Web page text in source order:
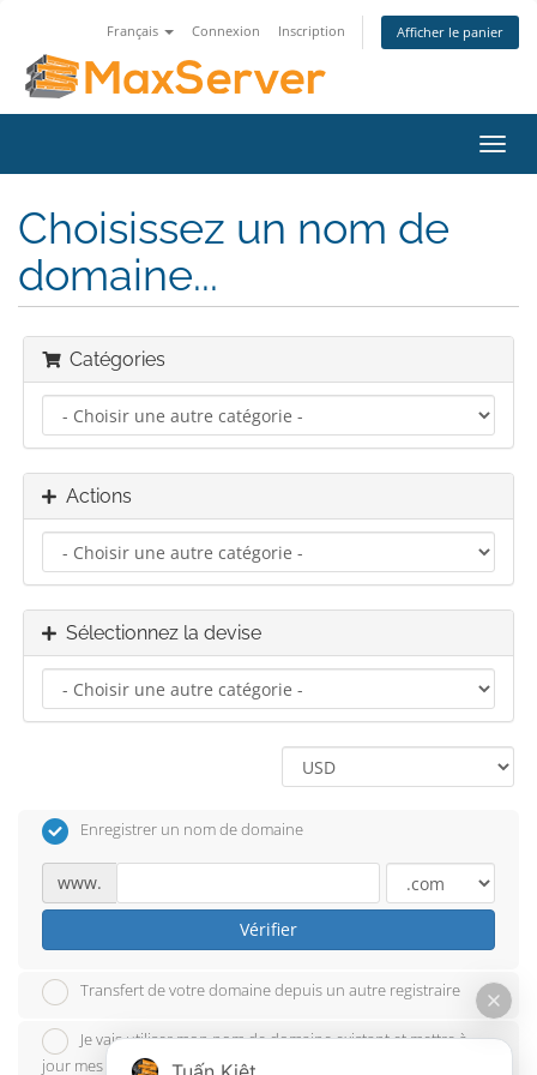
Français Connexion Inscription Afficher le panier
la
Choisissez un nom de
domaine...
Catégories
Actions
Sélectionnez la devise
Enregistrer un nom de domaine
www.
Vérifier
Transfert de votre domaine depuis un autre registraire
Je vais utiliser mon nom de domaine existant et mettre à
jour mes serveurs de noms